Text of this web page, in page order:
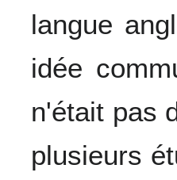
langue
idée
n'était pas
plusieurs